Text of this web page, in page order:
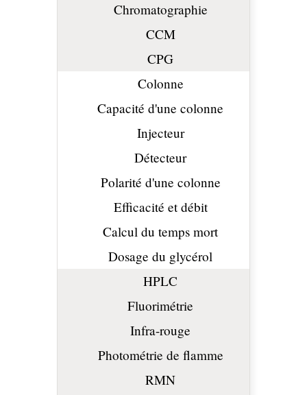
Chromatographie
CCM
CPG
Colonne
Capacité d'une colonne
Injecteur
Détecteur
Polarité d'une colonne
Efficacité et débit
Calcul du temps mort
Dosage du glycérol
HPLC
Fluorimétrie
Infra-rouge
Photométrie de flamme
RMN